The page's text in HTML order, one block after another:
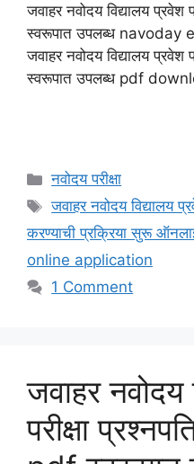
जवाहर नवोदय विद्यालय
स्वरूपात उपलब्ध
जवाहर नवोदय विद्यालय
स्वरूपात उपलब्ध pdf
Categories
नवोदय परीक्षा
Tags
जवाहर नवोदय विद्यालय
करण्याची प्रक्रिया सुरू
online application
1 Comment
जवाहर नवोदय
परीक्षा